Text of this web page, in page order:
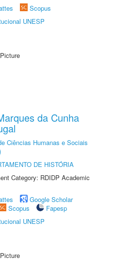
Scopus
UNESP
da Cunha
Ciências Humanas e Sociais
DE HISTÓRIA
Category: RDIDP Academic
Google Scholar
Scopus
Fapesp
UNESP